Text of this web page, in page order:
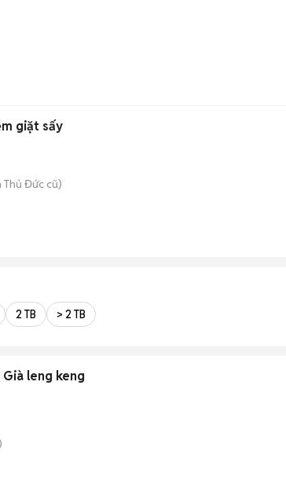
giặt sấy
Thủ Đức cũ)
2 TB > 2 TB
leng keng